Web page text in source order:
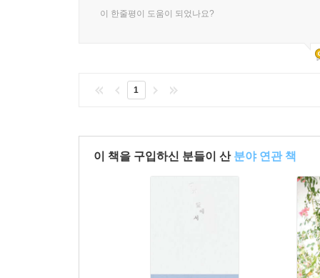
이 한줄평이 도움이 되었나요?
1
이 책을 구입하신 분들이 산 분야 연관 책